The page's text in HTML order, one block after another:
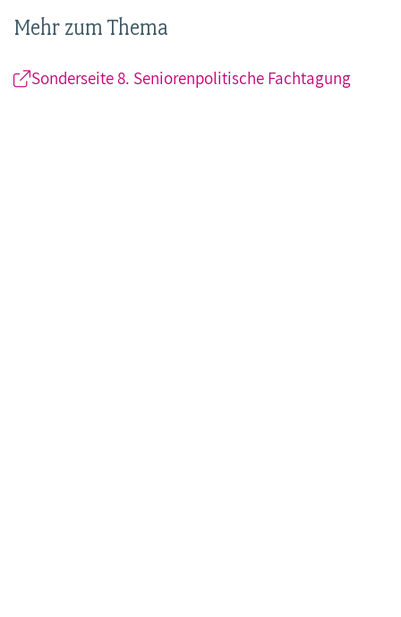
Mehr zum Thema
Sonderseite 8. Seniorenpolitische Fachtagung